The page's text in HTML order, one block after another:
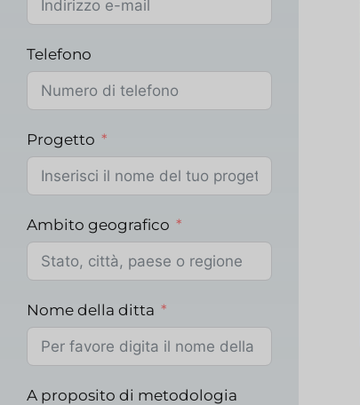
Telefono
Progetto
Ambito geografico
Nome della ditta
A proposito di metodologia